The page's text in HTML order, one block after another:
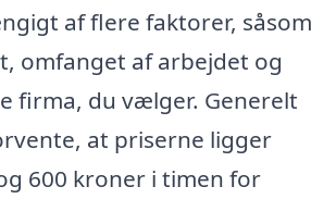
af flere faktorer, såsom
omfanget af arbejdet og
firma, du vælger. Generelt
at priserne ligger
600 kroner i timen for